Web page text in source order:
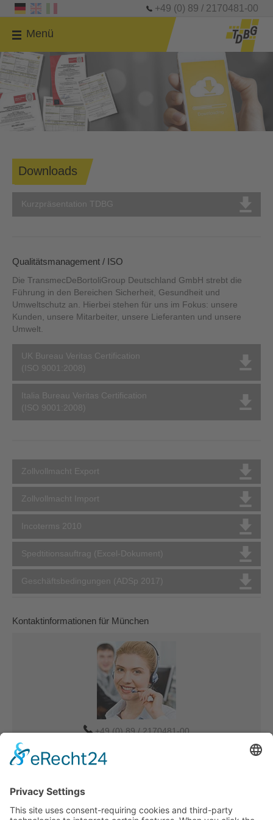
+49 (0) 89 / 2170481-00
Menü
Downloads
Kurzpräsentation TDBG
Qualitätsmanagement / ISO
Die TransmecDeBortoliGroup Deutschland GmbH strebt die
Führung in den Bereichen Sicherheit, Gesundheit und
Umweltschutz an. Hierbei stehen für uns im Fokus: unsere
Kunden, unsere Mitarbeiter, unsere Lieferanten und unsere
Umwelt.
UK Bureau Veritas Certification
(ISO 9001:2008)
Italia Bureau Veritas Certification
(ISO 9001:2008)
Zollvollmacht Export
Zollvollmacht Import
Incoterms 2010
Spedtitionsauftrag (Excel-Dokument)
Geschäftsbedingungen (ADSp 2017)
Kontaktinformationen für München
+49 (0) 89 / 2170481-00
Verkauf-MUC@tdbg.de